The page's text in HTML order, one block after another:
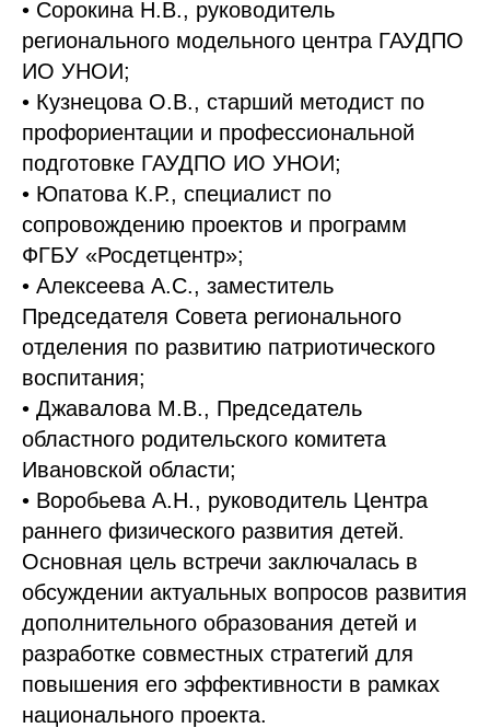
• Сорокина Н.В., руководитель
регионального модельного центра ГАУДПО
ИО УНОИ;
• Кузнецова О.В., старший методист по
профориентации и профессиональной
подготовке ГАУДПО ИО УНОИ;
• Юпатова К.Р., специалист по
сопровождению проектов и программ
ФГБУ «Росдетцентр»;
• Алексеева А.С., заместитель
Председателя Совета регионального
отделения по развитию патриотического
воспитания;
• Джавалова М.В., Председатель
областного родительского комитета
Ивановской области;
• Воробьева А.Н., руководитель Центра
раннего физического развития детей.
Основная цель встречи заключалась в
обсуждении актуальных вопросов развития
дополнительного образования детей и
разработке совместных стратегий для
повышения его эффективности в рамках
национального проекта.